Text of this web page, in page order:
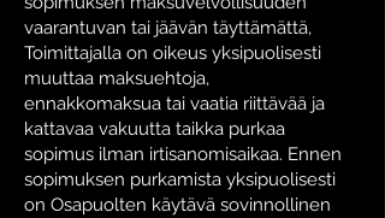
vaarantuvan tai jäävän täyttämättä,
Toimittajalla on oikeus yksipuolisesti
muuttaa maksuehtoja,
ennakkomaksua tai vaatia riittävää ja
kattavaa vakuutta taikka purkaa
sopimus ilman irtisanomisaikaa. Ennen
sopimuksen purkamista yksipuolisesti
on Osapuolten käytävä sovinnollinen